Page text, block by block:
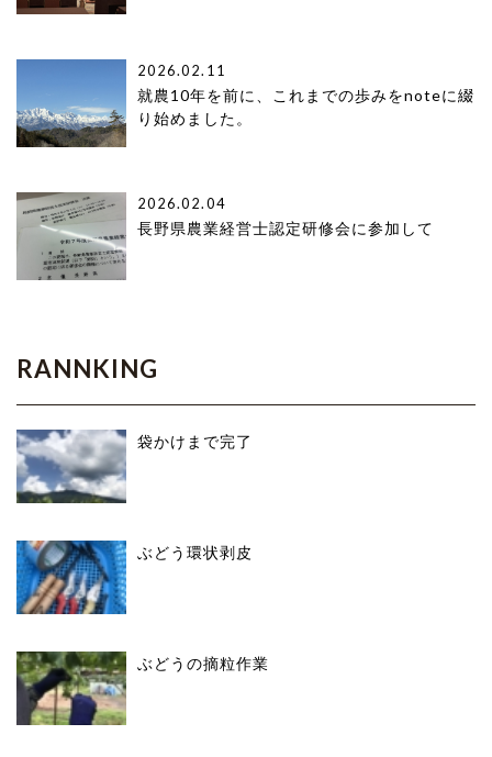
2026.02.11
就農10年を前に、これまでの歩みをnoteに綴
り始めました。
2026.02.04
長野県農業経営士認定研修会に参加して
RANNKING
袋かけまで完了
ぶどう環状剥皮
ぶどうの摘粒作業